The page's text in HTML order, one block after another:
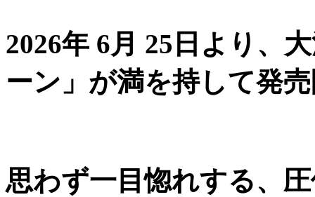
2026年 6月 25日より、
ーン」が満を持して発
思わず一目惚れする、